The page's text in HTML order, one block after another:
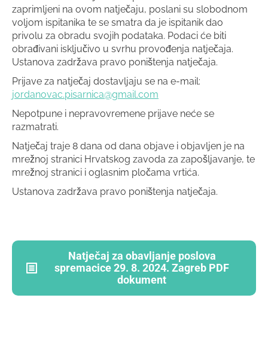
zaprimljeni na ovom natječaju, poslani su slobodnom
voljom ispitanika te se smatra da je ispitanik dao
privolu za obradu svojih podataka. Podaci će biti
obrađivani isključivo u svrhu provođenja natječaja.
Ustanova zadržava pravo poništenja natječaja.
Prijave za natječaj dostavljaju se na e-mail:
jordanovac.pisarnica@gmail.com
Nepotpune i nepravovremene prijave neće se
razmatrati.
Natječaj traje 8 dana od dana objave i objavljen je na
mrežnoj stranici Hrvatskog zavoda za zapošljavanje, te
mrežnoj stranici i oglasnim pločama vrtića.
Ustanova zadržava pravo poništenja natječaja.
Natječaj za obavljanje poslova
spremacice 29. 8. 2024. Zagreb PDF
dokument